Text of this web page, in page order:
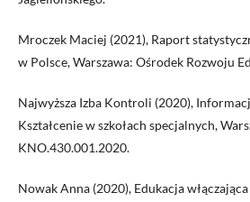
Mroczek Maciej (2021), Raport
w Polsce, Warszawa: Ośrodek Rozwoju
Najwyższa Izba Kontroli (2020),
Kształcenie w szkołach specjalnych,
KNO.430.001.2020.
Nowak Anna (2020), Edukacja